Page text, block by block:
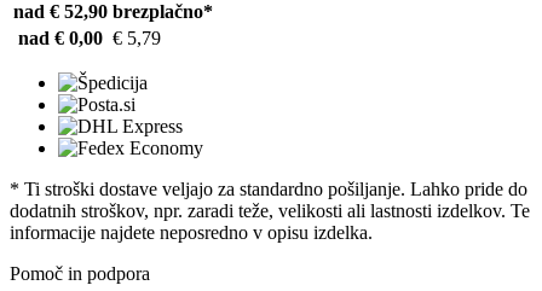
nad € 52,90 brezplačno*
nad € 0,00 € 5,79
* Ti stroški dostave veljajo za standardno pošiljanje. Lahko pride do
dodatnih stroškov, npr. zaradi teže, velikosti ali lastnosti izdelkov. Te
informacije najdete neposredno v opisu izdelka.
Pomoč in podpora